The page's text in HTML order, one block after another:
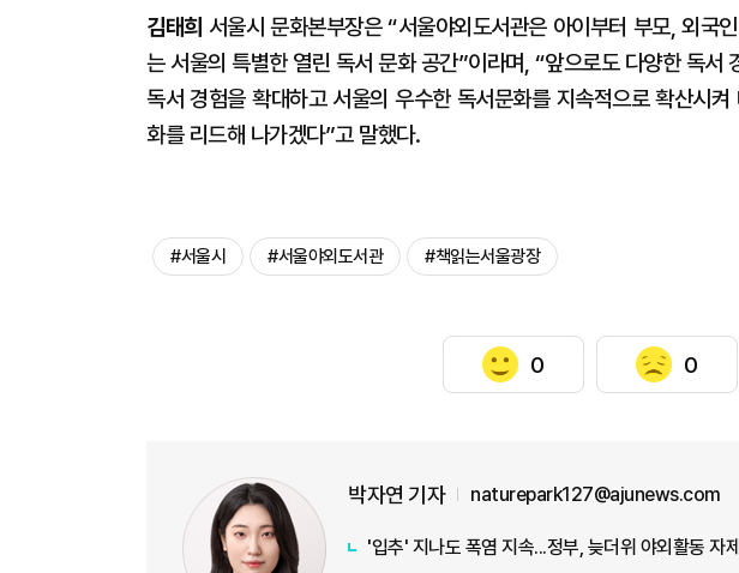
김태희 서울시 문화본부장은 “서울야외도서관은 아이부터 부모, 외국
는 서울의 특별한 열린 독서 문화 공간”이라며, “앞으로도 다양한 독서
독서 경험을 확대하고 서울의 우수한 독서문화를 지속적으로 확산시
화를 리드해 나가겠다”고 말했다.
#서울시 #서울야외도서관 #책읽는서울광장
0 0
박자연 기자 naturepark127@ajunews.com
'입추' 지나도 폭염 지속...정부, 늦더위 야외활동 자